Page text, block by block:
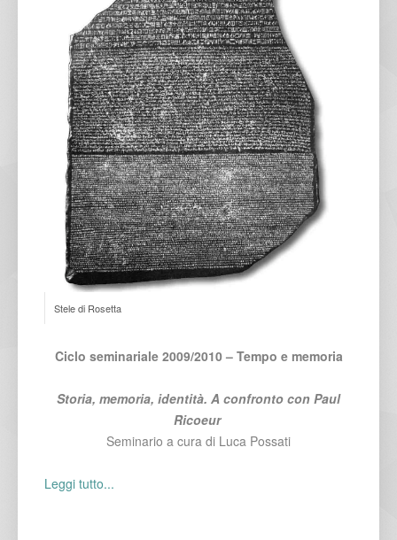
Stele di Rosetta
Ciclo seminariale 2009/2010 – Tempo e memoria
Storia, memoria, identità. A confronto con Paul
Ricoeur
Seminario a cura di Luca Possati
Leggi tutto...